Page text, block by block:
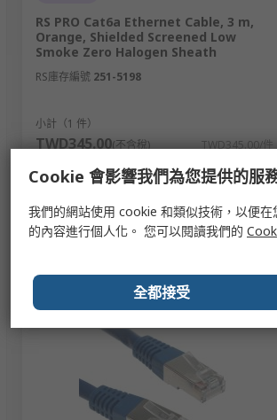
以分為以下幾種主要類型：
減少電磁干擾。
宜，適合室內環境。
良好的屏蔽效果，可以傳輸較遠的距離。
RS PRO Cat6a Ethernet Cable, 3 m,
Orange, Shielded Screened Low
Smoke Zero Halogen Sheath
RS庫存編號 251-5198
小計（1 件）
TWD345.00(不含稅) TWD345.00/件
比較
Cookie 會影響我們為您提供的服
我們的網站使用 cookie 和類似技術，以便
的內容進行個人化。 您可以閱讀我們的
全都接受